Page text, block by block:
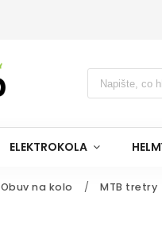
ELEKTROKOLA
Obuv na kolo / MTB tretry